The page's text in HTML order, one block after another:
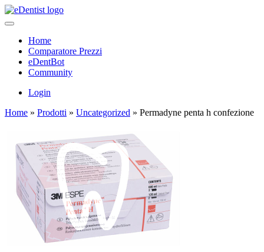
Home
Comparatore Prezzi
eDentBot
Community
Login
Home » Prodotti » Uncategorized » Permadyne penta h confezione